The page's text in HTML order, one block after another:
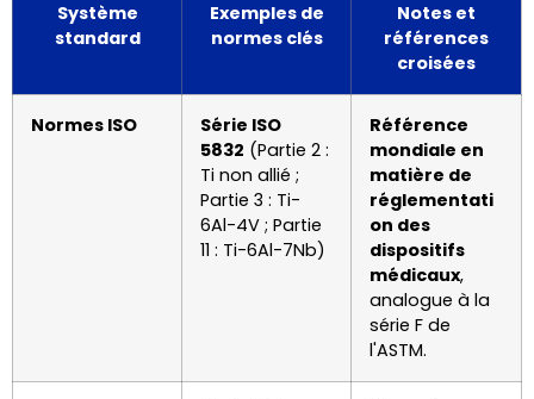
Système
standard
Exemples de
normes clés
Notes et
références
croisées
Normes ISO
Série ISO
5832 (Partie 2 :
Ti non allié ;
Partie 3 : Ti-
6Al-4V ; Partie
11 : Ti-6Al-7Nb)
Référence
mondiale en
matière de
réglementati
on des
dispositifs
médicaux,
analogue à la
série F de
l'ASTM.